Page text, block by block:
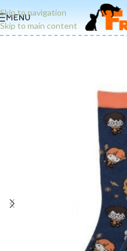
Skip to navigation
Skip to main content
MENU